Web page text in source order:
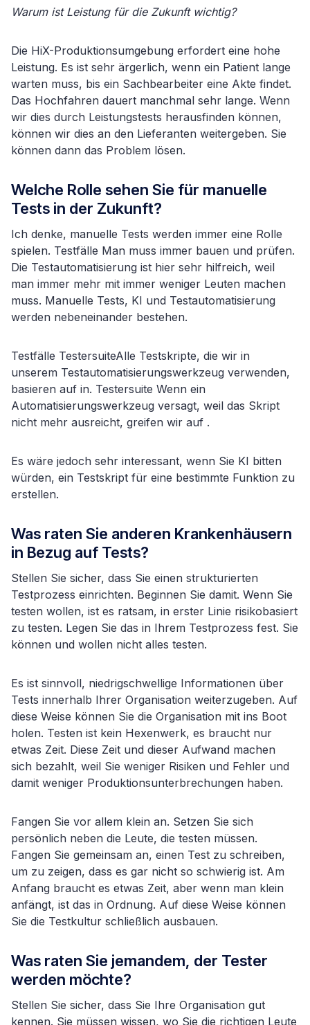
Warum ist Leistung für die Zukunft wichtig?
Die HiX-Produktionsumgebung erfordert eine hohe
Leistung. Es ist sehr ärgerlich, wenn ein Patient lange
warten muss, bis ein Sachbearbeiter eine Akte findet.
Das Hochfahren dauert manchmal sehr lange. Wenn
wir dies durch Leistungstests herausfinden können,
können wir dies an den Lieferanten weitergeben. Sie
können dann das Problem lösen.
Welche Rolle sehen Sie für manuelle
Tests in der Zukunft?
Ich denke, manuelle Tests werden immer eine Rolle
spielen. Testfälle Man muss immer bauen und prüfen.
Die Testautomatisierung ist hier sehr hilfreich, weil
man immer mehr mit immer weniger Leuten machen
muss. Manuelle Tests, KI und Testautomatisierung
werden nebeneinander bestehen.
Testfälle TestersuiteAlle Testskripte, die wir in
unserem Testautomatisierungswerkzeug verwenden,
basieren auf in. Testersuite Wenn ein
Automatisierungswerkzeug versagt, weil das Skript
nicht mehr ausreicht, greifen wir auf .
Es wäre jedoch sehr interessant, wenn Sie KI bitten
würden, ein Testskript für eine bestimmte Funktion zu
erstellen.
Was raten Sie anderen Krankenhäusern
in Bezug auf Tests?
Stellen Sie sicher, dass Sie einen strukturierten
Testprozess einrichten. Beginnen Sie damit. Wenn Sie
testen wollen, ist es ratsam, in erster Linie risikobasiert
zu testen. Legen Sie das in Ihrem Testprozess fest. Sie
können und wollen nicht alles testen.
Es ist sinnvoll, niedrigschwellige Informationen über
Tests innerhalb Ihrer Organisation weiterzugeben. Auf
diese Weise können Sie die Organisation mit ins Boot
holen. Testen ist kein Hexenwerk, es braucht nur
etwas Zeit. Diese Zeit und dieser Aufwand machen
sich bezahlt, weil Sie weniger Risiken und Fehler und
damit weniger Produktionsunterbrechungen haben.
Fangen Sie vor allem klein an. Setzen Sie sich
persönlich neben die Leute, die testen müssen.
Fangen Sie gemeinsam an, einen Test zu schreiben,
um zu zeigen, dass es gar nicht so schwierig ist. Am
Anfang braucht es etwas Zeit, aber wenn man klein
anfängt, ist das in Ordnung. Auf diese Weise können
Sie die Testkultur schließlich ausbauen.
Was raten Sie jemandem, der Tester
werden möchte?
Stellen Sie sicher, dass Sie Ihre Organisation gut
kennen. Sie müssen wissen, wo Sie die richtigen Leute